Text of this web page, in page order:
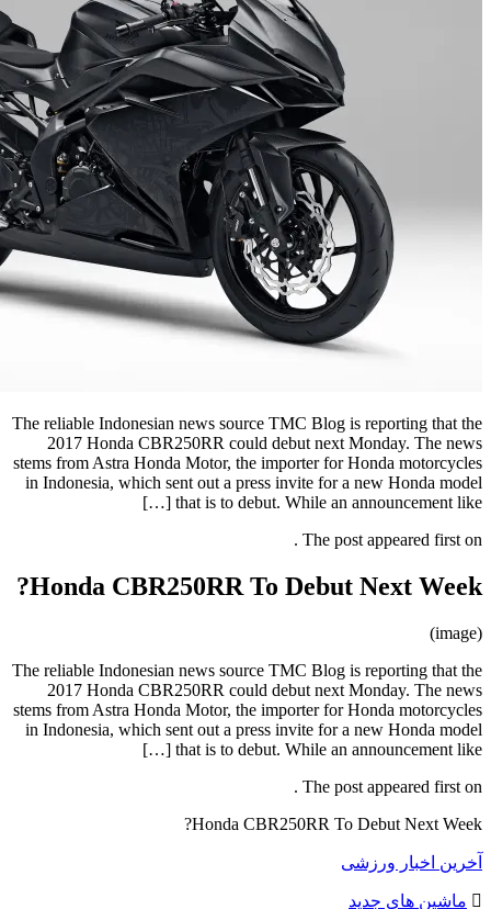
The reliable Indonesian news source
2017 Honda CBR250RR could
stems from Astra Honda Motor, the
in Indonesia, which sent out a
that is to
Honda CBR250RR
The reliable Indonesian news source
2017 Honda CBR250RR could
stems from Astra Honda Motor, the
in Indonesia, which sent out a
that is to
Honda